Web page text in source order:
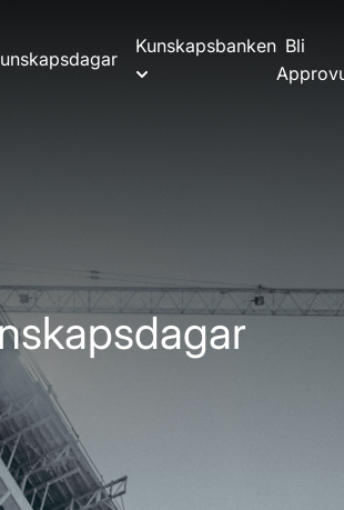
Kunskapsbanken Bli